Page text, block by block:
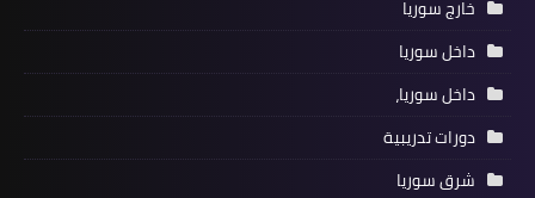
خارج سوريا
داخل سوريا
داخل سوريا،
دورات تدريبية
شرق سوريا